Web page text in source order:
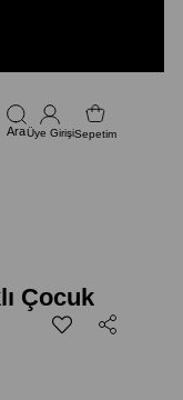
Üye GirişiSepetim
Çocuk